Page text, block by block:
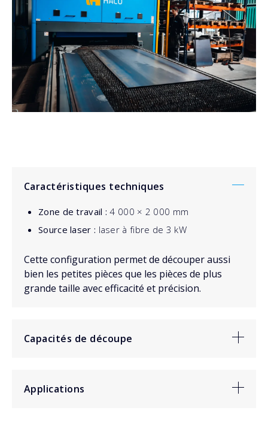
Caractéristiques techniques
Zone de travail : 4 000 × 2 000 mm
Source laser : laser à fibre de 3 kW
Cette configuration permet de découper aussi
bien les petites pièces que les pièces de plus
grande taille avec efficacité et précision.
Capacités de découpe
Acier :jusqu'à 20 mm
Applications